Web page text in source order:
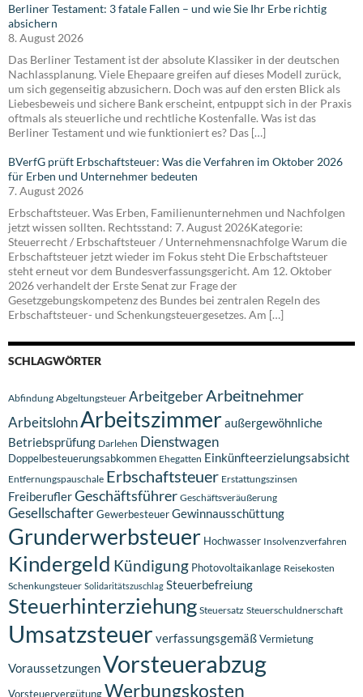
Berliner Testament: 3 fatale Fallen – und wie Sie Ihr Erbe richtig
absichern
8. August 2026
Das Berliner Testament ist der absolute Klassiker in der deutschen
Nachlassplanung. Viele Ehepaare greifen auf dieses Modell zurück,
um sich gegenseitig abzusichern. Doch was auf den ersten Blick als
Liebesbeweis und sichere Bank erscheint, entpuppt sich in der Praxis
oftmals als steuerliche und rechtliche Kostenfalle. Was ist das
Berliner Testament und wie funktioniert es? Das […]
BVerfG prüft Erbschaftsteuer: Was die Verfahren im Oktober 2026
für Erben und Unternehmer bedeuten
7. August 2026
Erbschaftsteuer. Was Erben, Familienunternehmen und Nachfolgen
jetzt wissen sollten. Rechtsstand: 7. August 2026Kategorie:
Steuerrecht / Erbschaftsteuer / Unternehmensnachfolge Warum die
Erbschaftsteuer jetzt wieder im Fokus steht Die Erbschaftsteuer
steht erneut vor dem Bundesverfassungsgericht. Am 12. Oktober
2026 verhandelt der Erste Senat zur Frage der
Gesetzgebungskompetenz des Bundes bei zentralen Regeln des
Erbschaftsteuer- und Schenkungsteuergesetzes. Am […]
SCHLAGWÖRTER
Abfindung Abgeltungsteuer ArbeitgeberArbeitnehmer
ArbeitslohnArbeitszimmeraußergewöhnliche
Betriebsprüfung Darlehen Dienstwagen
Doppelbesteuerungsabkommen Ehegatten Einkünfteerzielungsabsicht
Entfernungspauschale Erbschaftsteuer Erstattungszinsen
FreiberuflerGeschäftsführer Geschäftsveräußerung
GesellschafterGewerbesteuerGewinnausschüttung
Grunderwerbsteuer Hochwasser Insolvenzverfahren
Kindergeld Kündigung Photovoltaikanlage Reisekosten
Schenkungsteuer Solidaritätszuschlag Steuerbefreiung
Steuerhinterziehung Steuersatz Steuerschuldnerschaft
Umsatzsteuer verfassungsgemäßVermietung
VoraussetzungenVorsteuerabzug
VorsteuervergütungWerbungskosten